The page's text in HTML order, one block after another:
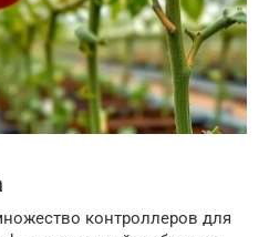
контроллеров для